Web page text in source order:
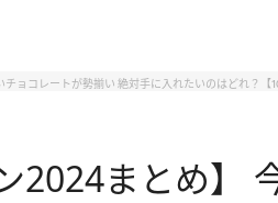
ョコレートが勢揃い 絶対手に入れたいのはどれ？【
2024まとめ】